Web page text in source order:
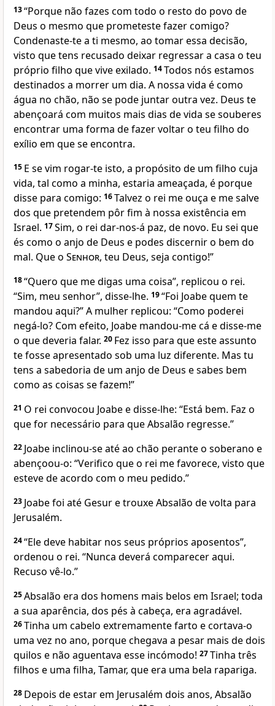
13“Porque não fazes com todo o resto do povo de
Deus o mesmo que prometeste fazer comigo?
Condenaste-te a ti mesmo, ao tomar essa decisão,
visto que tens recusado deixar regressar a casa o teu
próprio filho que vive exilado. 14Todos nós estamos
destinados a morrer um dia. A nossa vida é como
água no chão, não se pode juntar outra vez. Deus te
abençoará com muitos mais dias de vida se souberes
encontrar uma forma de fazer voltar o teu filho do
exílio em que se encontra.
15 E se vim rogar-te isto, a propósito de um filho cuja
vida, tal como a minha, estaria ameaçada, é porque
disse para comigo: 16Talvez o rei me ouça e me salve
dos que pretendem pôr fim à nossa existência em
Israel. 17Sim, o rei dar-nos-á paz, de novo. Eu sei que
és como o anjo de Deus e podes discernir o bem do
mal. Que o Senhor, teu Deus, seja contigo!”
18“Quero que me digas uma coisa”, replicou o rei.
“Sim, meu senhor”, disse-lhe. 19“Foi Joabe quem te
mandou aqui?” A mulher replicou: “Como poderei
negá-lo? Com efeito, Joabe mandou-me cá e disse-me
o que deveria falar. 20 Fez isso para que este assunto
te fosse apresentado sob uma luz diferente. Mas tu
tens a sabedoria de um anjo de Deus e sabes bem
como as coisas se fazem!”
21 O rei convocou Joabe e disse-lhe: “Está bem. Faz o
que for necessário para que Absalão regresse.”
22 Joabe inclinou-se até ao chão perante o soberano e
abençoou-o: “Verifico que o rei me favorece, visto que
esteve de acordo com o meu pedido.”
23 Joabe foi até Gesur e trouxe Absalão de volta para
Jerusalém.
24“Ele deve habitar nos seus próprios aposentos”,
ordenou o rei. “Nunca deverá comparecer aqui.
Recuso vê-lo.”
25Absalão era dos homens mais belos em Israel; toda
a sua aparência, dos pés à cabeça, era agradável.
26Tinha um cabelo extremamente farto e cortava-o
uma vez no ano, porque chegava a pesar mais de dois
quilos e não aguentava esse incómodo! 27Tinha três
filhos e uma filha, Tamar, que era uma bela rapariga.
28 Depois de estar em Jerusalém dois anos, Absalão